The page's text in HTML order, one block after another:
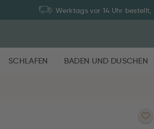
Werktags vor 14 Uhr
SCHLAFEN BADEN UND DUSCHEN